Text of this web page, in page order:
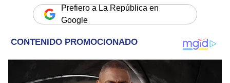
Prefiero a La República en
Google